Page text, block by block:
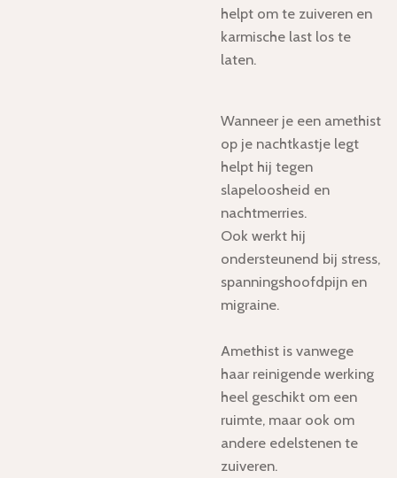
helpt om te zuiveren en
karmische last los te
laten.
Wanneer je een amethist
op je nachtkastje legt
helpt hij tegen
slapeloosheid en
nachtmerries.
Ook werkt hij
ondersteunend bij stress,
spanningshoofdpijn en
migraine.
Amethist is vanwege
haar reinigende werking
heel geschikt om een
ruimte, maar ook om
andere edelstenen te
zuiveren.